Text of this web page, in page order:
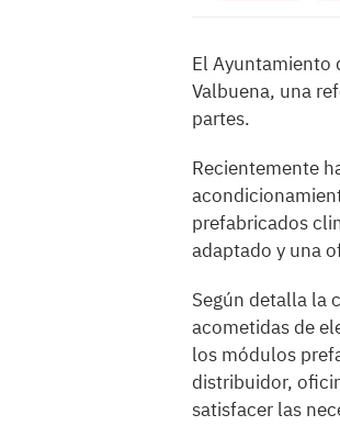
El Ayuntamiento
Valbuena, una
partes.
Recientemente
prefabricados
adaptado y una
Según detalla la
acometidas de
los módulos
distribuidor,
satisfacer las